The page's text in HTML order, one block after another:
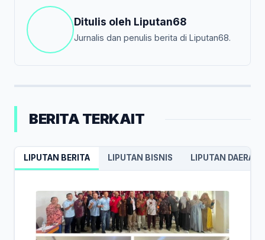
Ditulis oleh Liputan68
Jurnalis dan penulis berita di Liputan68.
BERITA TERKAIT
LIPUTAN BERITA LIPUTAN BISNIS LIPUTAN DAERAH